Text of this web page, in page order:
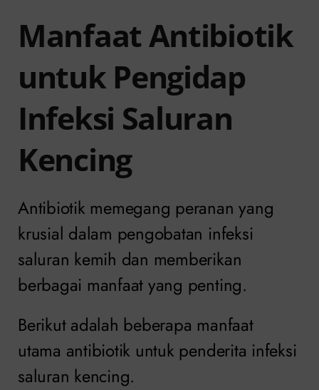
Manfaat Antibiotik
untuk Pengidap
Infeksi Saluran
Kencing
Antibiotik memegang peranan yang
krusial dalam pengobatan infeksi
saluran kemih dan memberikan
berbagai manfaat yang penting.
Berikut adalah beberapa manfaat
utama antibiotik untuk penderita infeksi
saluran kencing.